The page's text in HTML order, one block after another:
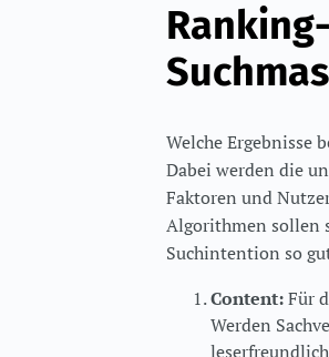
Welche Ergebnisse
Dabei werden die
Faktoren und
Algorithmen sollen
Suchintention so
Content:Für
Werden